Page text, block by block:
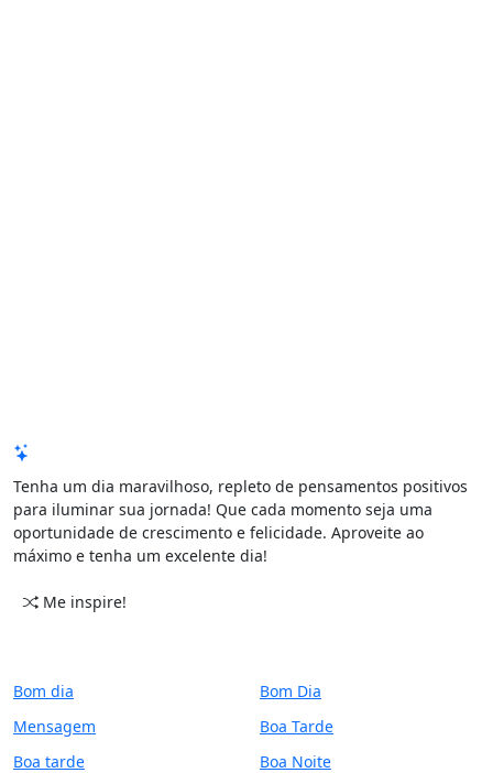
Tenha um dia maravilhoso, repleto de pensamentos positivos
para iluminar sua jornada! Que cada momento seja uma
oportunidade de crescimento e felicidade. Aproveite ao
máximo e tenha um excelente dia!
Me inspire!
Bom dia
Mensagem
Boa tarde
Bom Dia
Boa Tarde
Boa Noite